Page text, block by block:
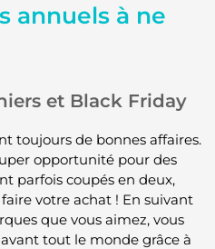
annuels à ne
et Black Friday
toujours de bonnes affaires.
opportunité pour des
parfois coupés en deux,
votre achat ! En suivant
que vous aimez, vous
tout le monde grâce à